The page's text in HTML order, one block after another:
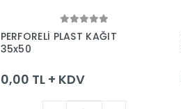
Sepete Ekle
PERFORELİ PLAST KAĞIT
35x50
0,00 TL + KDV